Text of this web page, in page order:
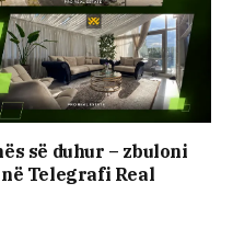
së duhur – zbuloni
Telegrafi Real